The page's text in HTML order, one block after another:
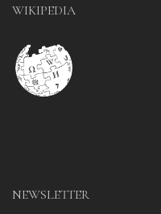
WIKIPEDIA
NEWSLETTER